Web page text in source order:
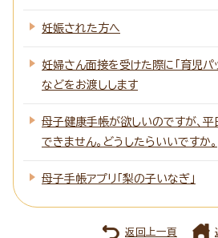
妊娠された方へ
妊婦さん面接を受けた際に「育児パッ
などをお渡しします
母子健康手帳が欲しいのですが、
できません。どうしたらいいですか。
母子手帳アプリ「梨の子いなぎ」
返回上一頁